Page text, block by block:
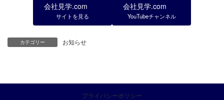
会社見学.com
サイトを見る
会社見学.com
YouTubeチャンネル
カテゴリー お知らせ
プライバシーポリシー